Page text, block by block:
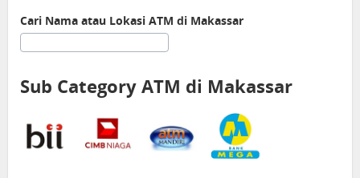
Cari Nama atau Lokasi ATM di Makassar
Sub Category ATM di Makassar